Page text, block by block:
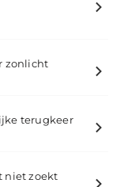
zonlicht
terugkeer
niet zoekt